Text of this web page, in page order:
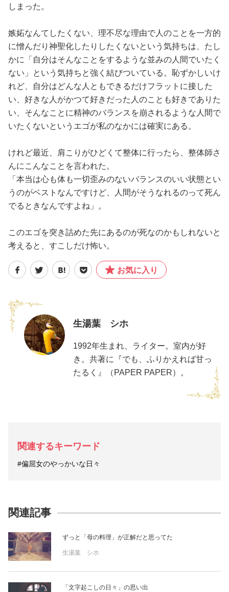
しまった。
嫉妬なんてしたくない、理不尽な理由で人のことを一方的
に憎んだり神聖化したりしたくないという気持ちは、たし
かに「自分はそんなことをするような並みの人間でいたく
ない」という気持ちと強く結びついている。恥ずかしいけ
れど、自分はどんな人ともできるだけフラットに接した
い、好きな人がかつて好きだった人のことも好きでありた
い、そんなことに精神のバランスを崩されるような人間で
いたくないというエゴが私のなかには確実にある。
けれど最近、肩こりがひどくて整体に行ったら、整体師さ
んにこんなことを言われた。
「本当は心も体も一切歪みのないバランスのいい状態とい
うのがベストなんですけど、人間がそうなれるのって死ん
でるときなんですよね」。
このエゴを突き詰めた先にあるのが死なのかもしれないと
考えると、すこしだけ怖い。
お気に入り
生湯葉 シホ
1992年生まれ、ライター。室内が好
き。共著に『でも、ふりかえれば甘っ
たるく』（PAPER PAPER）。
関連するキーワード
#偏屈女のやっかいな日々
関連記事
ずっと「母の料理」が正解だと思ってた
生湯葉 シホ
「文字起こしの日々」の思い出